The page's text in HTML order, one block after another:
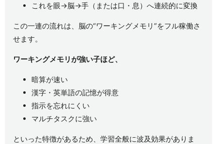
これを眼→脳→手（または口・息）へ連続的に変換
この一連の流れは、脳の“ワーキングメモリ”をフル稼働さ
せます。
ワーキングメモリが強い子ほど、
暗算が速い
漢字・英単語の記憶が得意
指示を忘れにくい
マルチタスクに強い
といった特徴があるため、学習全般に波及効果がありま